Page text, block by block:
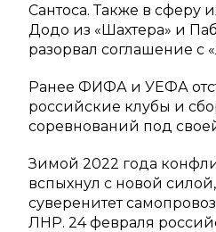
Сантоса. Также в сферу
Додо из «Шахтера» и
разорвал соглашение с
Ранее ФИФА и УЕФА
российские клубы и
соревнований под
Зимой 2022 года
вспыхнул с новой
суверенитет
ЛНР. 24 февраля